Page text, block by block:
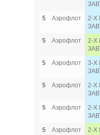
5
Аэрофлот
2-Х
5
Аэрофлот
2-Х
5
Аэрофлот
3-Х
5
Аэрофлот
2-Х
5
Аэрофлот
2-Х
5
Аэрофлот
2-Х